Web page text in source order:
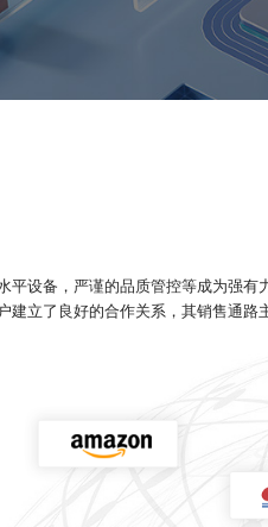
平设备，严谨的品质管控等成为强
建立了良好的合作关系，其销售通